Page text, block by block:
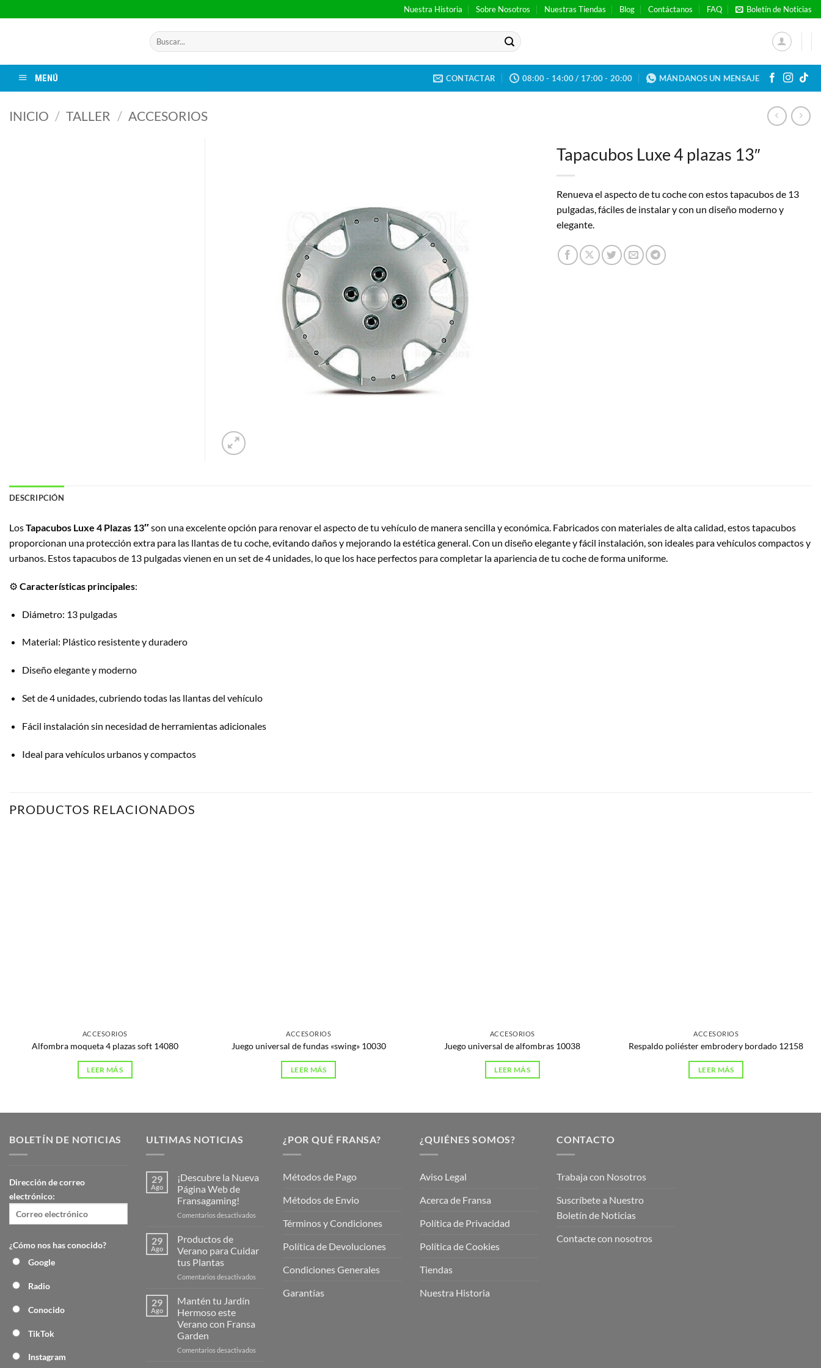
al
Nuestra Historia Sobre Nosotros Nuestras Tiendas Blog Contáctanos FAQ Boletín de Noticias
Buscar
por:
MENÚ CONTACTAR 08:00 - 14:00 / 17:00 - 20:00 MÁNDANOS UN MENSAJE
INICIO / TALLER / ACCESORIOS
Tapacubos Luxe 4 plazas 13″
Renueva el aspecto de tu coche con estos tapacubos de 13
pulgadas, fáciles de instalar y con un diseño moderno y
elegante.
DESCRIPCIÓN
LosTapacubos Luxe 4 Plazas 13″son una excelente opción para renovar el aspecto de tu vehículo de manera sencilla y económica. Fabricados con materiales de alta calidad, estos tapacubos
proporcionan una protección extra para las llantas de tu coche, evitando daños y mejorando la estética general. Con un diseño elegante y fácil instalación, son ideales para vehículos compactos y
urbanos. Estos tapacubos de 13 pulgadas vienen en un set de 4 unidades, lo que los hace perfectos para completar la apariencia de tu coche de forma uniforme.
⚙️ Características principales:
Diámetro: 13 pulgadas
Material: Plástico resistente y duradero
Diseño elegante y moderno
Set de 4 unidades, cubriendo todas las llantas del vehículo
Fácil instalación sin necesidad de herramientas adicionales
Ideal para vehículos urbanos y compactos
PRODUCTOS RELACIONADOS
ACCESORIOS
Alfombra moqueta 4 plazas soft 14080
LEER MÁS
ACCESORIOS
Juego universal de fundas «swing» 10030
LEER MÁS
ACCESORIOS
Juego universal de alfombras 10038
LEER MÁS
ACCESORIOS
Respaldo poliéster embrodery bordado 12158
LEER MÁS
BOLETÍN DE NOTICIAS
Dirección de correo
electrónico:
¿Cómo nos has conocido?
Google
Radio
Conocido
TikTok
Instagram
ULTIMAS NOTICIAS
29
Ago
¡Descubre la Nueva
Página Web de
Fransagaming!
Comentarios desactivados
Página
29
Ago
Productos de
Verano para Cuidar
tus Plantas
Comentarios desactivados
29
Ago
Mantén tu Jardín
Hermoso este
Verano con Fransa
Garden
Comentarios desactivados
¿POR QUÉ FRANSA?
Métodos de Pago
Métodos de Envio
Términos y Condiciones
Política de Devoluciones
Condiciones Generales
Garantías
¿QUIÉNES SOMOS?
Aviso Legal
Acerca de Fransa
Política de Privacidad
Política de Cookies
Tiendas
Nuestra Historia
CONTACTO
Trabaja con Nosotros
Suscríbete a Nuestro
Boletín de Noticias
Contacte con nosotros